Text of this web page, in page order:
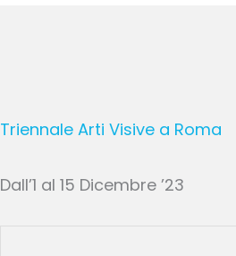
Triennale Arti Visive a Roma
Dall’1 al 15 Dicembre ’23